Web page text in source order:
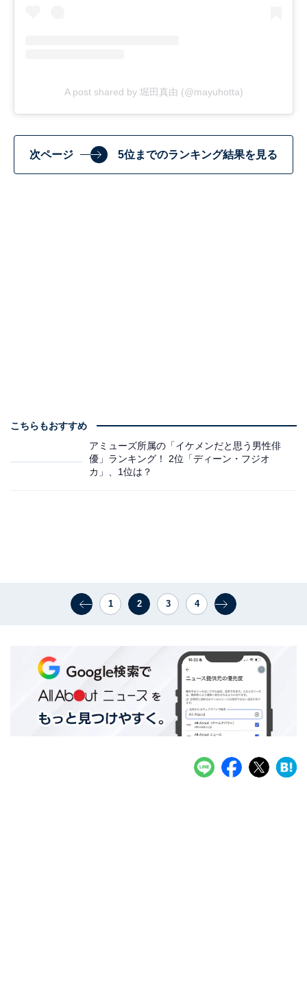
A post shared by 堀田真由 (@mayuhotta)
次ページ 5位までのランキング結果を見る
こちらもおすすめ
アミューズ所属の「イケメンだと思う男性俳
優」ランキング！ 2位「ディーン・フジオ
カ」、1位は？
1 2 3 4